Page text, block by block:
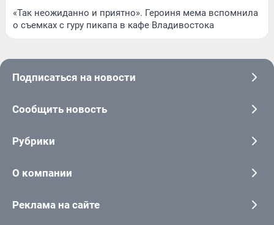
«Так неожиданно и приятно». Героиня мема вспомнила
о съемках с гуру пикапа в кафе Владивостока
Подписаться на новости
Сообщить новость
Рубрики
О компании
Реклама на сайте